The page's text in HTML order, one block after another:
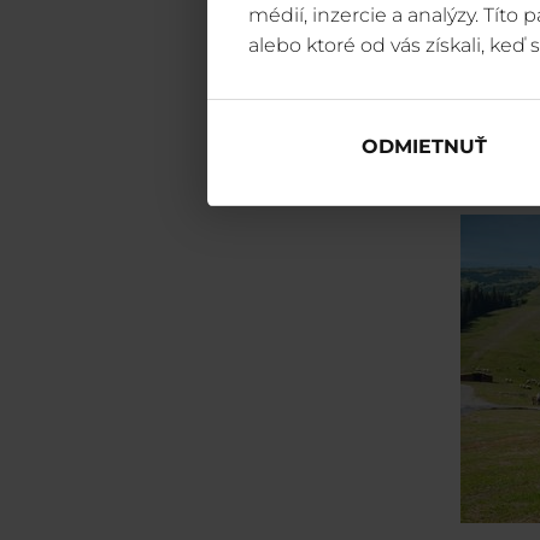
médií, inzercie a analýzy.
alebo ktoré od vás získali, keď
ODMIETNUŤ